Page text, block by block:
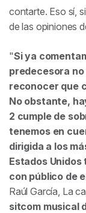
contarte. Eso sí,
de las opiniones
Si ya
predecesora
reconocer que
No obstante,
2 cumple de
tenemos en
dirigida a los
Estados
con público de
Raúl García, La
sitcom musical